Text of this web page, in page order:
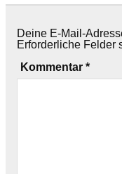
Deine E-Mail-
Erforderliche Felder
Kommentar *